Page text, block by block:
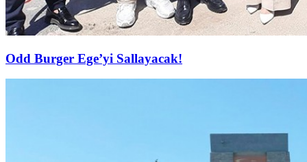
Odd Burger Ege’yi Sallayacak!